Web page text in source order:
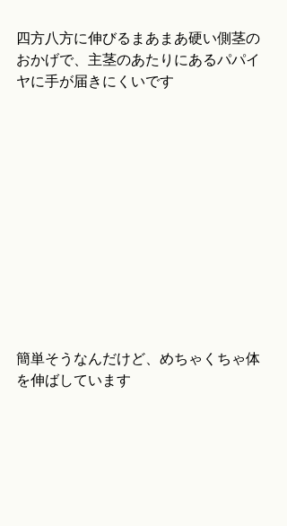
四方八方に伸びるまあまあ硬い側茎の
おかげで、主茎のあたりにあるパパイ
ヤに手が届きにくいです
簡単そうなんだけど、めちゃくちゃ体
を伸ばしています